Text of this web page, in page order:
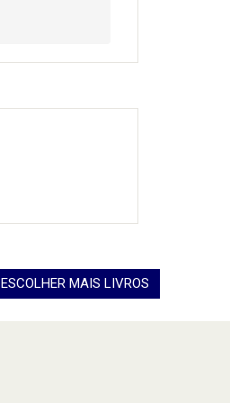
ESCOLHER MAIS LIVROS